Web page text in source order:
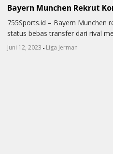
Bayern Munchen Rekrut
755Sports.id – Bayern Munchen
status bebas transfer dari rival
Juni 12, 2023 - Liga Jerman